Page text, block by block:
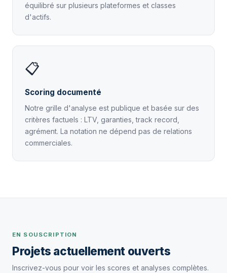
équilibré sur plusieurs plateformes et classes
d'actifs.
📋
Scoring documenté
Notre grille d'analyse est publique et basée sur des
critères factuels : LTV, garanties, track record,
agrément. La notation ne dépend pas de relations
commerciales.
EN SOUSCRIPTION
Projets actuellement ouverts
Inscrivez-vous pour voir les scores et analyses complètes.